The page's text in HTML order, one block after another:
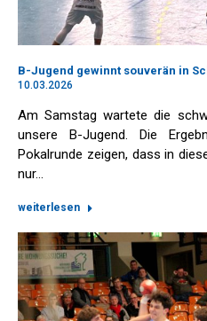
B-Jugend gewinnt souverän in
10.03.2026
Am Samstag wartete die
unsere B-Jugend. Die
Pokalrunde zeigen, dass in
nur…
weiterlesen